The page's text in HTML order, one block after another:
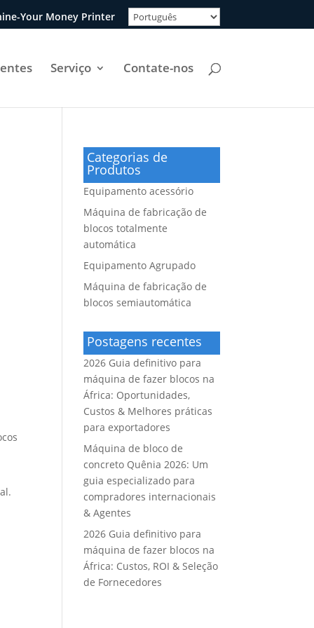
Your Money Printer
Serviço Contate-nos
Categorias de
Produtos
Equipamento acessório
Máquina de fabricação de
blocos totalmente
automática
Equipamento Agrupado
Máquina de fabricação de
blocos semiautomática
Postagens recentes
2026 Guia definitivo para
máquina de fazer blocos na
África: Oportunidades,
Custos & Melhores práticas
para exportadores
Máquina de bloco de
concreto Quênia 2026: Um
guia especializado para
compradores internacionais
& Agentes
2026 Guia definitivo para
máquina de fazer blocos na
África: Custos, ROI & Seleção
de Fornecedores